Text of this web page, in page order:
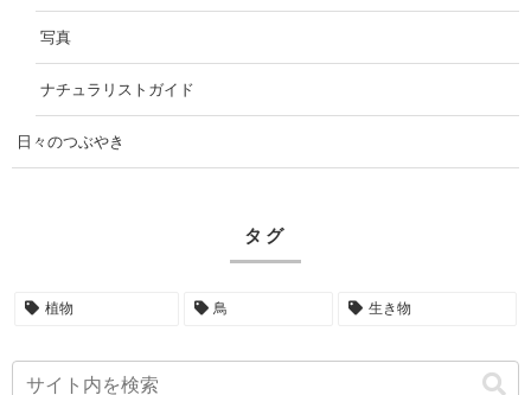
写真
ナチュラリストガイド
日々のつぶやき
タグ
植物 鳥 生き物